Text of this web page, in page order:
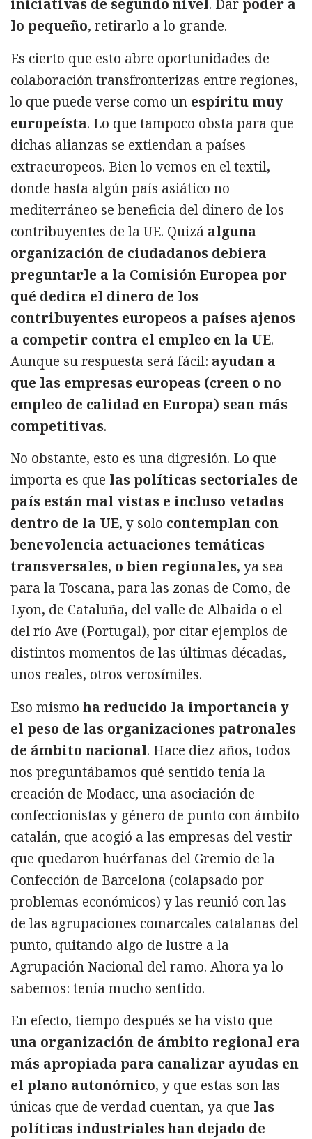
iniciativas de segundo nivel. Dar poder a
lo pequeño, retirarlo a lo grande.
Es cierto que esto abre oportunidades de
colaboración transfronterizas entre regiones,
lo que puede verse como un espíritu muy
europeísta. Lo que tampoco obsta para que
dichas alianzas se extiendan a países
extraeuropeos. Bien lo vemos en el textil,
donde hasta algún país asiático no
mediterráneo se beneficia del dinero de los
contribuyentes de la UE. Quizá alguna
organización de ciudadanos debiera
preguntarle a la Comisión Europea por
qué dedica el dinero de los
contribuyentes europeos a países ajenos
a competir contra el empleo en la UE.
Aunque su respuesta será fácil: ayudan a
que las empresas europeas (creen o no
empleo de calidad en Europa) sean más
competitivas.
No obstante, esto es una digresión. Lo que
importa es que las políticas sectoriales de
país están mal vistas e incluso vetadas
dentro de la UE, y solo contemplan con
benevolencia actuaciones temáticas
transversales, o bien regionales, ya sea
para la Toscana, para las zonas de Como, de
Lyon, de Cataluña, del valle de Albaida o el
del río Ave (Portugal), por citar ejemplos de
distintos momentos de las últimas décadas,
unos reales, otros verosímiles.
Eso mismo ha reducido la importancia y
el peso de las organizaciones patronales
de ámbito nacional. Hace diez años, todos
nos preguntábamos qué sentido tenía la
creación de Modacc, una asociación de
confeccionistas y género de punto con ámbito
catalán, que acogió a las empresas del vestir
que quedaron huérfanas del Gremio de la
Confección de Barcelona (colapsado por
problemas económicos) y las reunió con las
de las agrupaciones comarcales catalanas del
punto, quitando algo de lustre a la
Agrupación Nacional del ramo. Ahora ya lo
sabemos: tenía mucho sentido.
En efecto, tiempo después se ha visto que
una organización de ámbito regional era
más apropiada para canalizar ayudas en
el plano autonómico, y que estas son las
únicas que de verdad cuentan, ya que las
políticas industriales han dejado de